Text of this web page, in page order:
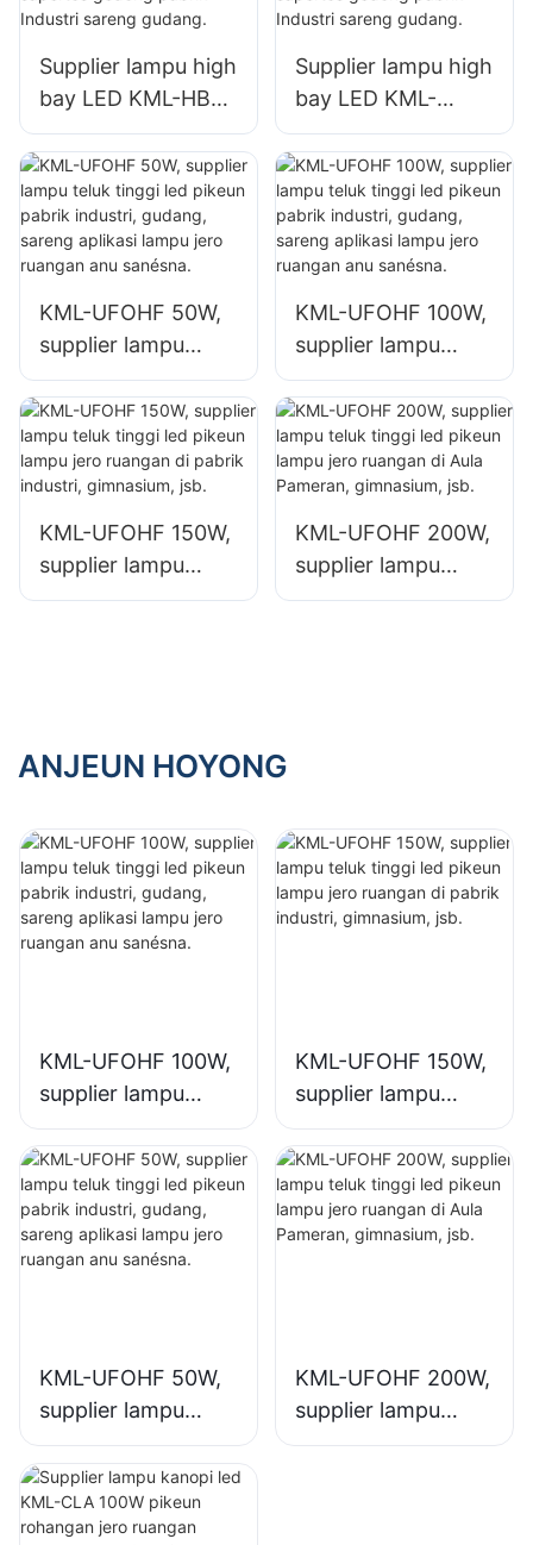
sapertos
gudang.
Supplier lampu high
bay LED KML-HB52
100W pikeun
rohangan jero
ruangan sapertos
gedong pabrik
Industri sareng
Supplier lampu high
bay LED KML-
UFOHA 100W
pikeun rohangan
jero ruangan
sapertos gedong
pabrik Industri
KML-UFOHF 50W,
supplier lampu
teluk tinggi led
pikeun pabrik
industri, gudang,
sareng aplikasi
anu sanésna.
KML-UFOHF 100W,
supplier lampu
teluk tinggi led
pikeun pabrik
industri, gudang,
sareng aplikasi
anu sanésna.
KML-UFOHF 150W,
supplier lampu
teluk tinggi led
KML-UFOHF 200W,
supplier lampu
teluk tinggi led
ANJEUN HOYONG
KML-UFOHF 100W,
supplier lampu
teluk tinggi led
pikeun pabrik
industri, gudang,
sareng aplikasi
lampu jero ruangan
KML-UFOHF 150W,
supplier lampu
teluk tinggi led
pikeun lampu jero
ruangan di pabrik
industri,
KML-UFOHF 50W,
supplier lampu
teluk tinggi led
pikeun pabrik
industri, gudang,
sareng aplikasi
KML-UFOHF 200W,
supplier lampu
teluk tinggi led